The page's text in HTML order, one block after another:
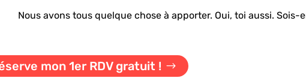
Nous avons tous quelque chose à apporter. Oui, toi aussi. Sois-
mon 1er RDV gratuit !